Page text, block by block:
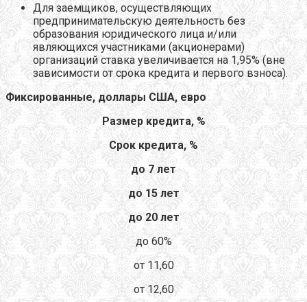
Для заемщиков, осуществляющих
предпринимательскую деятельность без
образования юридического лица и/или
являющихся участниками (акционерами)
организаций ставка увеличивается на 1,95% (вне
зависимости от срока кредита и первого взноса).
Фиксированные, доллары США, евро
Размер кредита, %
Срок кредита, %
до 7 лет
до 15 лет
до 20 лет
до 60%
от 11,60
от 12,60